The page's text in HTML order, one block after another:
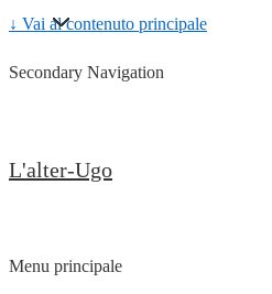
↓ Vai al contenuto principale
Secondary Navigation
L'alter-Ugo
Menu principale